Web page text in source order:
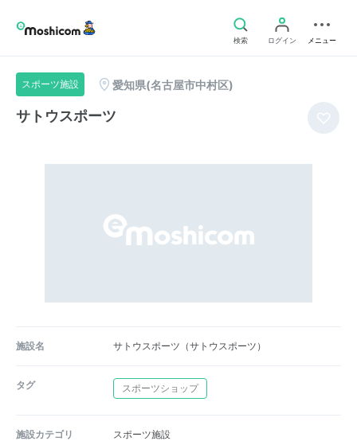
検索 ログイン メニュー
スポーツ施設 愛知県(名古屋市中村区)
サトウスポーツ
施設名 サトウスポーツ（サトウスポーツ）
タグ スポーツショップ
施設カテゴリ スポーツ施設